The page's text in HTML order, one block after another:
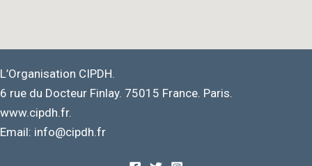
L’Organisation CIPDH.
6 rue du Docteur Finlay. 75015 France. Paris.
www.cipdh.fr.
Email: info@cipdh.fr